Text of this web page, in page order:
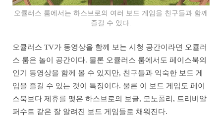
오큘러스 룸에서는 하스브로의 여러 보드 게임을 친구들과 함께
즐길 수 있다.
오큘러스 TV가 동영상을 함께 보는 시청 공간이라면 오큘러
스 룸은 놀이 공간이다. 물론 오큘러스 룸에서도 페이스북의
인기 동영상을 함께 볼 수 있지만, 친구들과 익숙한 보드 게
임을 즐길 수 있는 것이 특징이다. 물론 이 보드 게임도 페이
스북보다 제휴를 맺은 하스브로의 보글, 모노폴리, 트리비알
퍼수트 같은 잘 알려진 보드 게임들로 채워진다.